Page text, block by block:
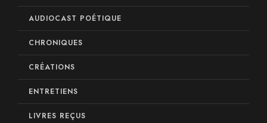
AUDIOCAST POÉTIQUE
CHRONIQUES
CRÉATIONS
ENTRETIENS
LIVRES REÇUS